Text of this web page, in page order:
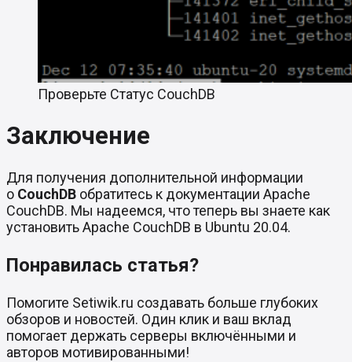
Проверьте Статус CouchDB
Заключение
Для получения дополнительной информации
о CouchDB обратитесь к документации Apache
CouchDB. Мы надеемся, что теперь вы знаете как
установить Apache CouchDB в Ubuntu 20.04.
Понравилась статья?
Помогите Setiwik.ru создавать больше глубоких
обзоров и новостей. Один клик и ваш вклад
помогает держать серверы включёнными и
авторов мотивированными!